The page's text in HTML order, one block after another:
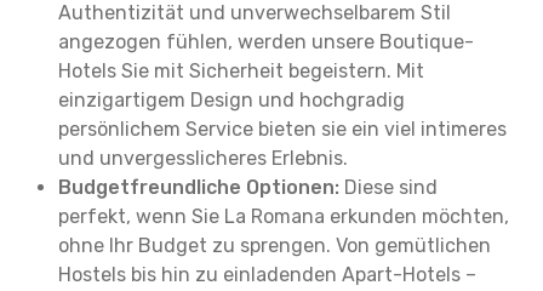
Authentizität und unverwechselbarem Stil
angezogen fühlen, werden unsere Boutique-
Hotels Sie mit Sicherheit begeistern. Mit
einzigartigem Design und hochgradig
persönlichem Service bieten sie ein viel intimeres
und unvergesslicheres Erlebnis.
Budgetfreundliche Optionen: Diese sind
perfekt, wenn Sie La Romana erkunden möchten,
ohne Ihr Budget zu sprengen. Von gemütlichen
Hostels bis hin zu einladenden Apart-Hotels –